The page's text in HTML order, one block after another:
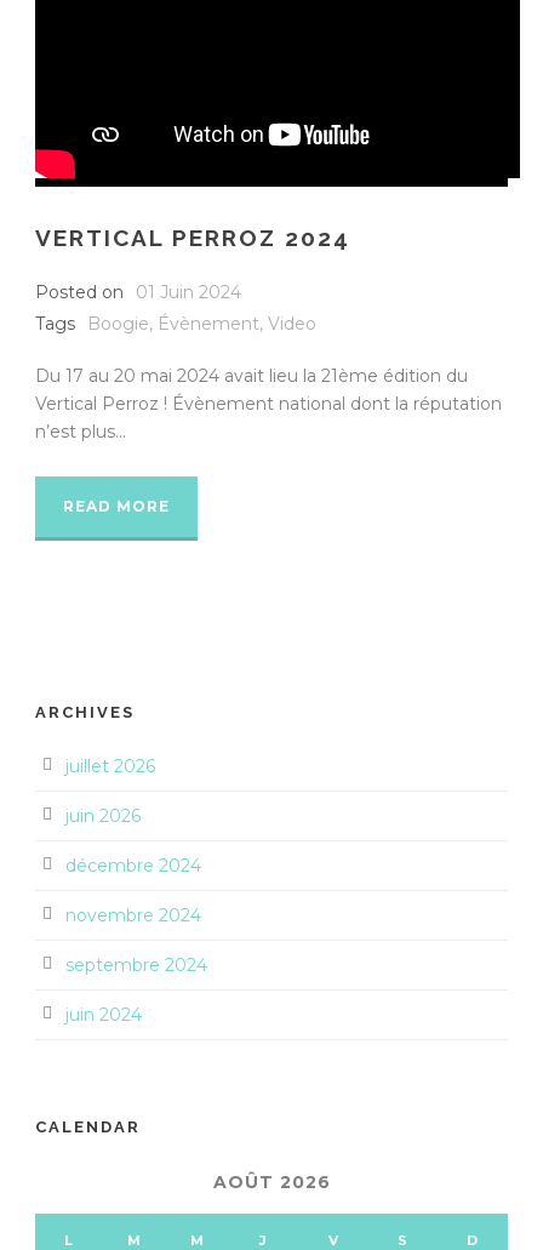
VERTICAL PERROZ 2024
Posted on
01 Juin 2024
Tags
Boogie, Évènement, Video
Du 17 au 20 mai 2024 avait lieu la 21ème édition du
Vertical Perroz ! Évènement national dont la réputation
n’est plus...
READ MORE
ARCHIVES
juillet 2026
juin 2026
décembre 2024
novembre 2024
septembre 2024
juin 2024
CALENDAR
AOÛT 2026
L M M J V S D